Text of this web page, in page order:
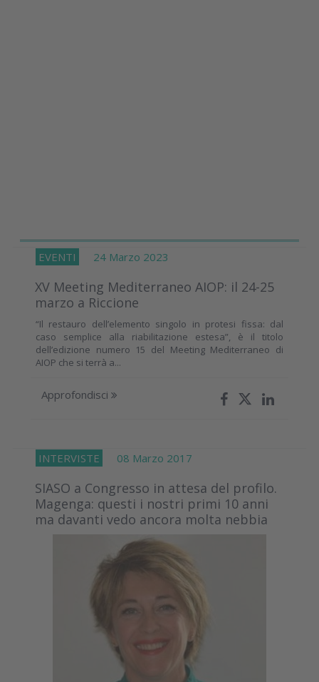
EVENTI 24 Marzo 2023
XV Meeting Mediterraneo AIOP: il 24-25
marzo a Riccione
“Il restauro dell’elemento singolo in protesi fissa: dal
caso semplice alla riabilitazione estesa”, è il titolo
dell’edizione numero 15 del Meeting Mediterraneo di
AIOP che si terrà a...
Approfondisci
INTERVISTE 08 Marzo 2017
SIASO a Congresso in attesa del profilo.
Magenga: questi i nostri primi 10 anni
ma davanti vedo ancora molta nebbia